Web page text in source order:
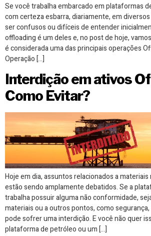
Se você trabalha embarcado em plataformas
com certeza esbarra, diariamente, em
ser confusos ou difíceis de entender
offloading é um deles e, no post de hoje,
é considerada uma das principais operações
Operação […]
Interdição em ativos
Como Evitar?
Hoje em dia, assuntos relacionados a materiais
estão sendo amplamente debatidos. Se a
trabalha possuir alguma não conformidade,
materiais ou a outros pontos, como
pode sofrer uma interdição. E você não quer
plataforma de petróleo ou um […]